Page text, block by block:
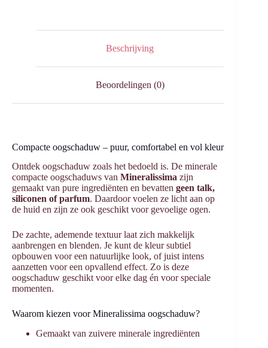
Beschrijving
Beoordelingen (0)
Compacte oogschaduw – puur, comfortabel en vol kleur
Ontdek oogschaduw zoals het bedoeld is. De minerale
compacte oogschaduws van Mineralissima zijn
gemaakt van pure ingrediënten en bevatten geen talk,
siliconen of parfum. Daardoor voelen ze licht aan op
de huid en zijn ze ook geschikt voor gevoelige ogen.
De zachte, ademende textuur laat zich makkelijk
aanbrengen en blenden. Je kunt de kleur subtiel
opbouwen voor een natuurlijke look, of juist intens
aanzetten voor een opvallend effect. Zo is deze
oogschaduw geschikt voor elke dag én voor speciale
momenten.
Waarom kiezen voor Mineralissima oogschaduw?
Gemaakt van zuivere minerale ingrediënten